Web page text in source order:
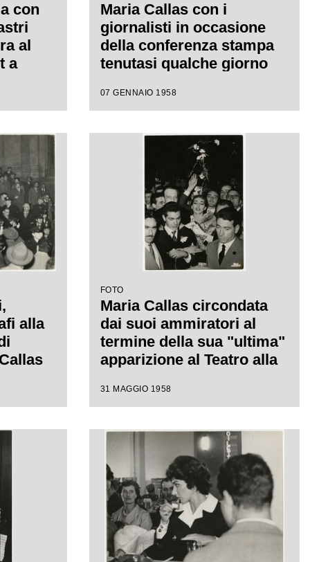
con
al
a
Maria Callas con i
giornalisti in occasione
della conferenza stampa
tenutasi qualche giorno
della stagione del Teatro
soprano, che interpretava
la Norma di Bellini, alla
fine del primo atto si ritirò
in camerino a causa di
una brutta raucedine e
non rientrò in scena
07 GENNAIO 1958
alla
FOTO
Maria Callas circondata
dai suoi ammiratori al
termine della sua "ultima"
apparizione al Teatro alla
interpretato l'opera Il
31 MAGGIO 1958